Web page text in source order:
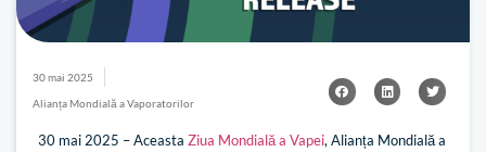
30 mai 2025
Alianța Mondială a Vaporatorilor
30 mai 2025 – Aceasta Ziua Mondială a Vapei, Alianța Mondială a